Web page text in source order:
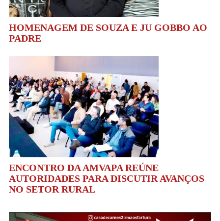
HOMENAGEM DE SOUZA E JU GOBBO AO
PADRE
ENCONTRO DA AMVAPA REÚNE
AUTORIDADES PARA DISCUTIR AVANÇOS
NO SETOR RURAL